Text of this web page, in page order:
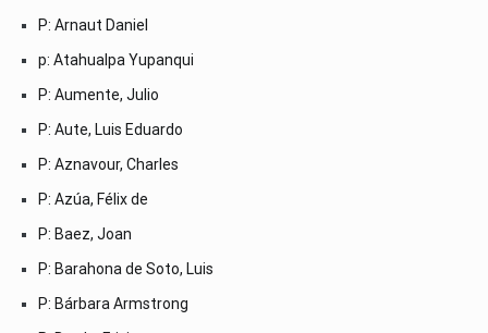
P: Arnaut Daniel
p: Atahualpa Yupanqui
P: Aumente, Julio
P: Aute, Luis Eduardo
P: Aznavour, Charles
P: Azúa, Félix de
P: Baez, Joan
P: Barahona de Soto, Luis
P: Bárbara Armstrong